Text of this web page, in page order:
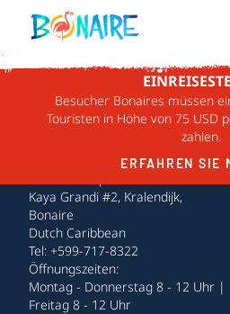
WEITER ZUM INHALT
Besucher Bonaires müssen
Touristen in Höhe von 75 USD
zahlen.
ERFAHREN SIE
Kaya Grandi #2, Kralendijk,
Bonaire
Dutch Caribbean
Tel: +599-717-8322
Öffnungszeiten:
Montag - Donnerstag 8 - 12 Uhr |
Freitag 8 - 12 Uhr